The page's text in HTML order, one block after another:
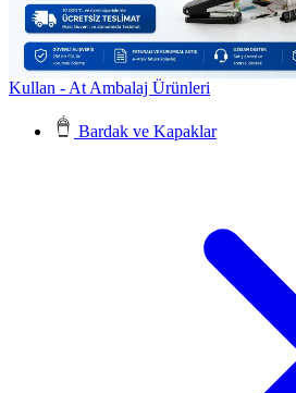
Kullan - At Ambalaj Ürünleri
Bardak ve Kapaklar